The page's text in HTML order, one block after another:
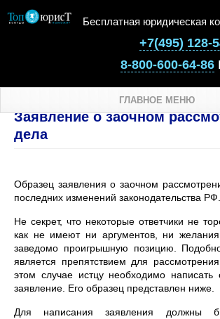
Бесплатная юридическая
+7(495) 128-
8-800-600-64-86
ГЛАВНОЕ МЕНЮ
Заявление о заочном
дела
Образец заявления о заочном
последних изменений законодательства РФ.
Не секрет, что некоторые ответчики не
как не имеют ни аргументов, ни
заведомо проигрышную позицию.
является препятствием для
этом случае истцу необходимо написать
заявление. Его образец представлен ниже.
Для написания заявления должны